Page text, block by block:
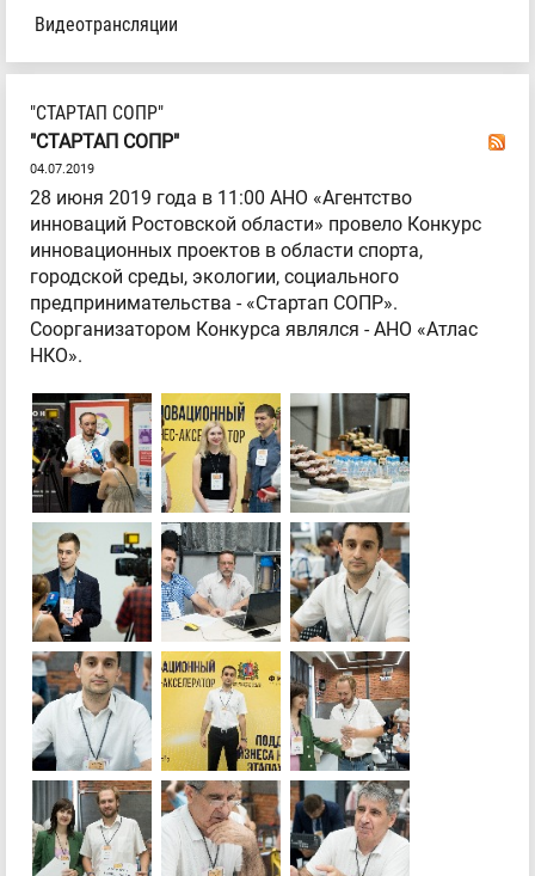
Видеотрансляции
"СТАРТАП СОПР"
"СТАРТАП СОПР"
04.07.2019
28 июня 2019 года в 11:00 АНО «Агентство
инноваций Ростовской области» провело Конкурс
инновационных проектов в области спорта,
городской среды, экологии, социального
предпринимательства - «Стартап СОПР».
Соорганизатором Конкурса являлся - АНО «Атлас
НКО».